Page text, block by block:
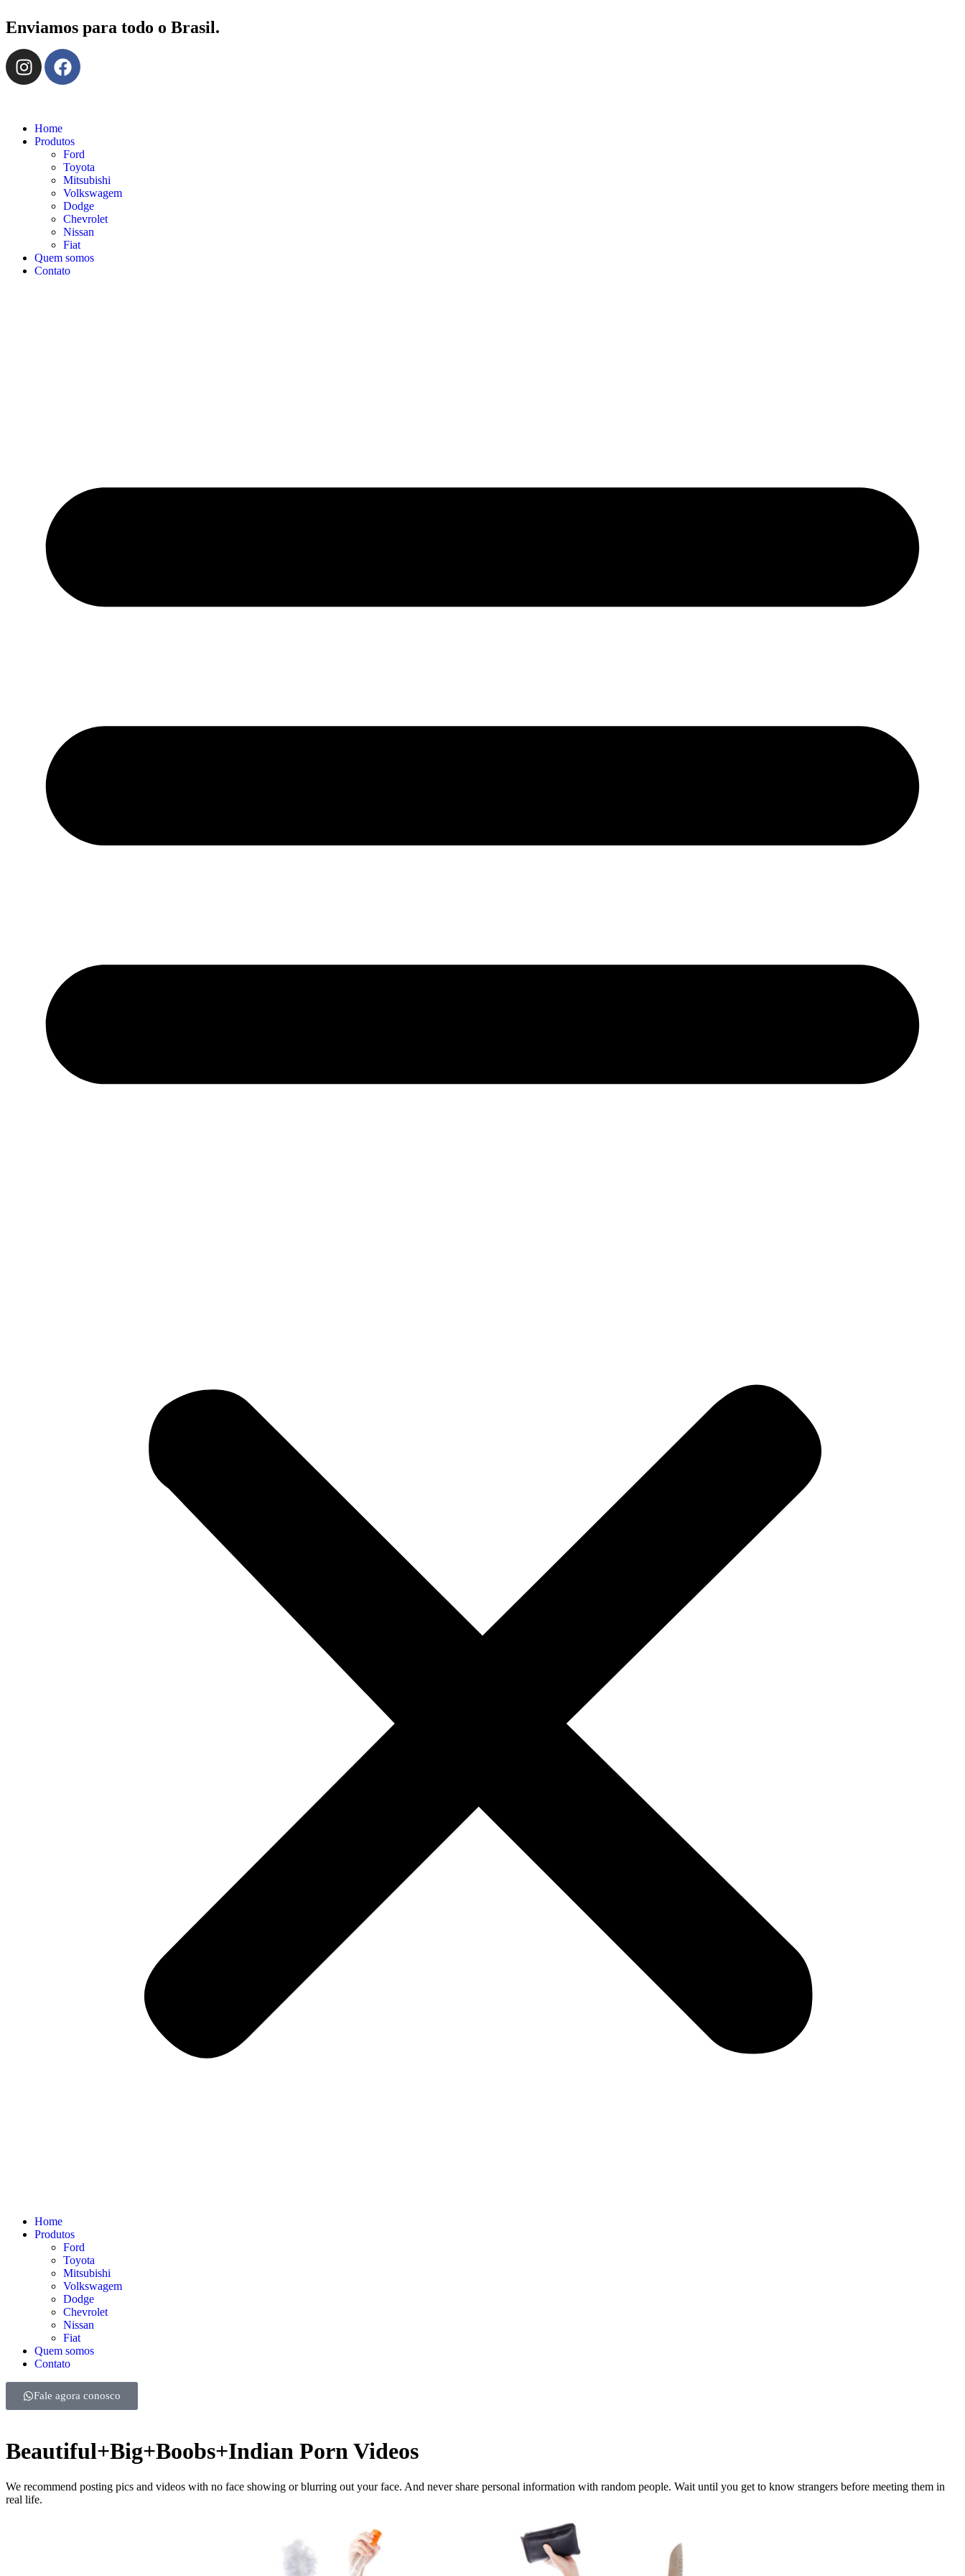
Enviamos para todo o Brasil.
Home
Produtos
Ford
Toyota
Mitsubishi
Volkswagem
Dodge
Chevrolet
Nissan
Fiat
Quem somos
Contato
Home
Produtos
Ford
Toyota
Mitsubishi
Volkswagem
Dodge
Chevrolet
Nissan
Fiat
Quem somos
Contato
Fale agora conosco
Beautiful+Big+Boobs+Indian Porn Videos
We recommend posting pics and videos with no face showing or blurring out your face. And never share personal information with random people. Wait until you get to know strangers before meeting them in
real life.